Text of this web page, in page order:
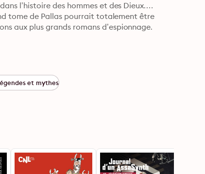
l’histoire des hommes et des Dieux.
tome de Pallas pourrait totalement être
aux plus grands romans d’espionnage.
et mythes